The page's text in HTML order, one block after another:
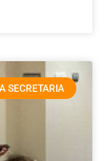
SECRETARIA